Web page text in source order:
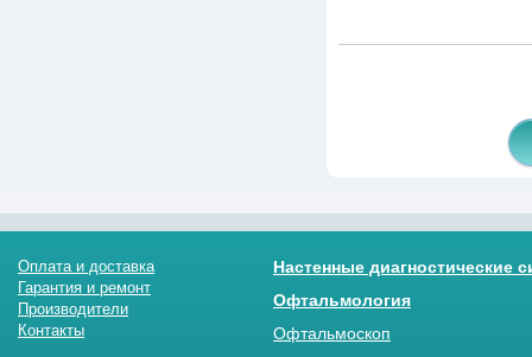
Оплата и доставка
Гарантия и ремонт
Производители
Контакты
Настенные диагностические
Офтальмология
Офтальмоскоп